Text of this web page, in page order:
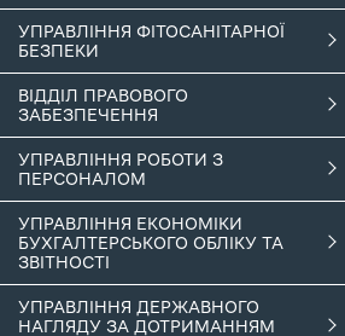
УПРАВЛІННЯ ФІТОСАНІТАРНОЇ
БЕЗПЕКИ
ВІДДІЛ ПРАВОВОГО
ЗАБЕЗПЕЧЕННЯ
УПРАВЛІННЯ РОБОТИ З
ПЕРСОНАЛОМ
УПРАВЛІННЯ ЕКОНОМІКИ
БУХГАЛТЕРСЬКОГО ОБЛІКУ ТА
ЗВІТНОСТІ
УПРАВЛІННЯ ДЕРЖАВНОГО
НАГЛЯДУ ЗА ДОТРИМАННЯМ